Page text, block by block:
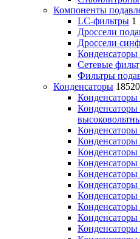
Компоненты
LC-фильтры 1
Дроссели
Дроссели
Сетевые
Фильтры
Конденсаторы 18520
Конденсаторы
Конденсаторы
Конденсаторы
Конденсаторы
Конденсаторы
Конденсаторы
Конденсаторы